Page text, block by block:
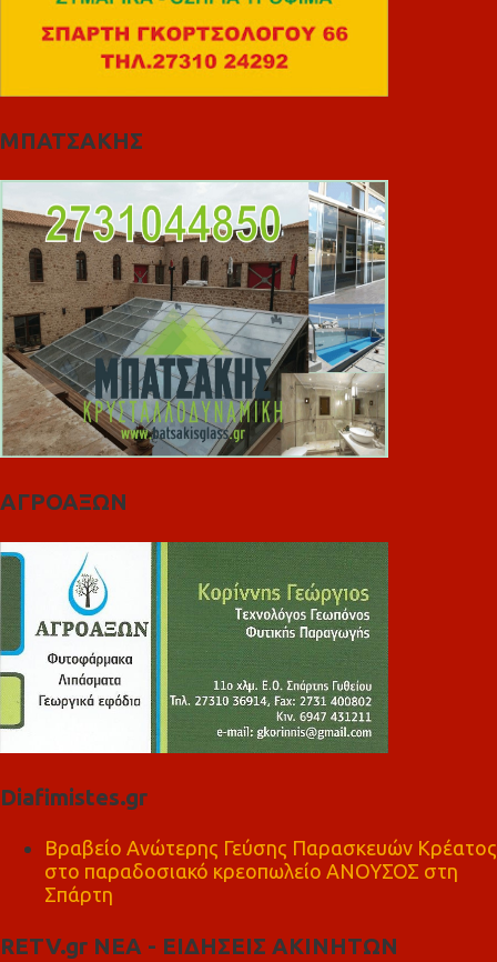
ΜΠΑΤΣΑΚΗΣ
ΑΓΡΟΑΞΩΝ
Diafimistes.gr
Βραβείο Ανώτερης Γεύσης Παρασκευών Κρέατος
στο παραδοσιακό κρεοπωλείο ΑΝΟΥΣΟΣ στη
Σπάρτη
RETV.gr ΝΕΑ - ΕΙΔΗΣΕΙΣ ΑΚΙΝΗΤΩΝ